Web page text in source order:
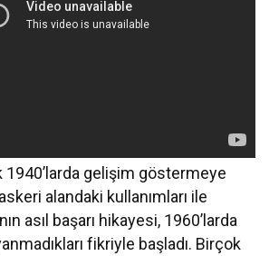
1940’larda gelişim göstermeye
alandaki kullanımları ile
asıl başarı hikayesi, 1960’larda
fikriyle başladı. Birçok